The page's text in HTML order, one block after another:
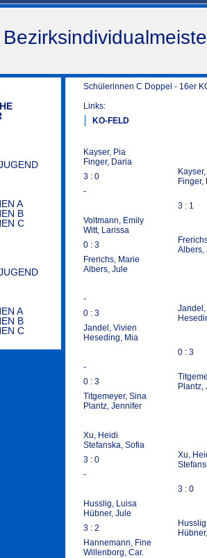
A
B
C
A
B
C
Schülerinnen C Doppel - 16er
Links:
KO-FELD
Kayser, Pia
Finger, Daria
3 : 0
Finger,
-
3 : 1
Voltmann, Emily
Witt, Larissa
0 : 3
Albers,
Frerichs, Marie
Albers, Jule
-
0 : 3
Jandel, Vivien
Heseding, Mia
0 : 3
-
0 : 3
Plantz,
Titgemeyer, Sina
Plantz, Jennifer
Xu, Heidi
Stefanska, Sofia
3 : 0
Xu,
-
3 : 0
Husslig, Luisa
Hübner, Jule
3 : 2
Hannemann, Fine
Willenborg, Car.